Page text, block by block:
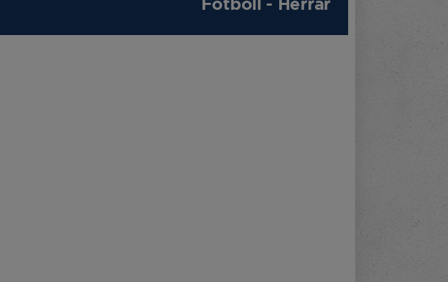
Fotboll - Herrar